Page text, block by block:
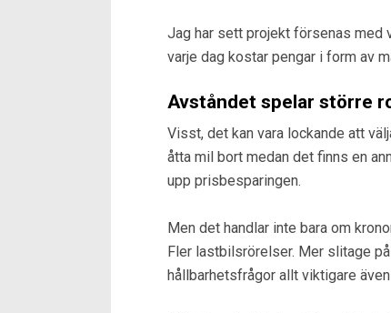
Jag har sett projekt försenas med
varje dag kostar pengar i form av
Avståndet spelar större
Visst, det kan vara lockande att
åtta mil bort medan det finns en
upp prisbesparingen.
Men det handlar inte bara om
Fler lastbilsrörelser. Mer slitage
hållbarhetsfrågor allt viktigare